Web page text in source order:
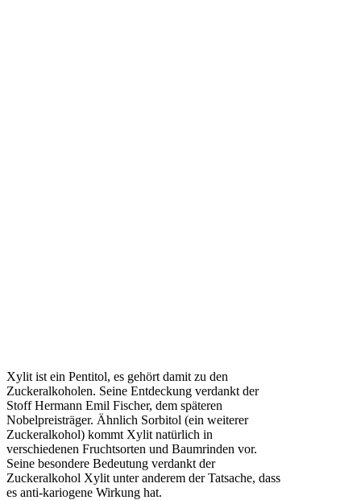
Xylit ist ein Pentitol, es gehört damit zu den
Zuckeralkoholen. Seine Entdeckung verdankt der
Stoff Hermann Emil Fischer, dem späteren
Nobelpreisträger. Ähnlich Sorbitol (ein weiterer
Zuckeralkohol) kommt Xylit natürlich in
verschiedenen Fruchtsorten und Baumrinden vor.
Seine besondere Bedeutung verdankt der
Zuckeralkohol Xylit unter anderem der Tatsache, dass
es anti-kariogene Wirkung hat.